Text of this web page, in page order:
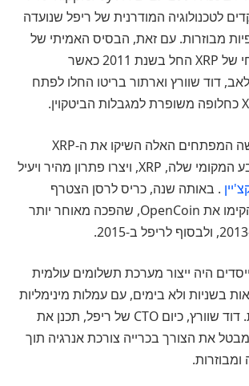
לטכנולוגיה המודרנית של ריפל שנועדה
מבוזרות. עם זאת, הבסיס האמיתי של
האקוסיסטם הנוכחי של XRP החל בשנת 2011 כאשר
דוד שוורץ וארתור בריטו החלו לפתח
בשנת 2012, שלושה המפתחים האלה השיקו את ה-XRP
Ledger עם המטבע המקומי שלה, XRP, ויצרו פתרון מהיר ויעיל
. באותה שנה, כריס לרסן הצטרף
לצוות, וביחד הם הקימו את OpenCoin, שהפכה מאוחר יותר
היה ייצור מערכת תשלומים עולמית
בשניות ולא בימים, עם עמלות מינימליות
והשפעה סביבתית. דוד שוורץ, כיום CTO של ריפל, תכנן את
את הצורך בכרייה צורכת אנרגיה תוך